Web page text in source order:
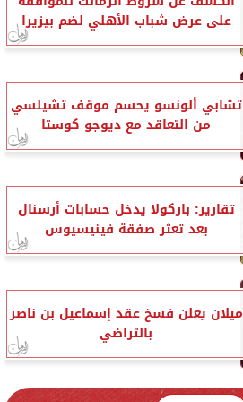
على عرض شباب الأهلي لضم بيزيرا
تشابي ألونسو يحسم موقف تشيلسي
من التعاقد مع ديوجو كوستا
تقارير: باركولا يدخل حسابات أرسنال
بعد تعثر صفقة فينيسيوس
ميلان يعلن فسخ عقد إسماعيل بن ناصر
بالتراضي